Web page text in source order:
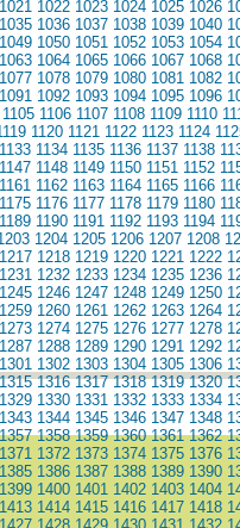
1021 1022 1023 1024 1025 1026
1035 1036 1037 1038 1039 1040
1049 1050 1051 1052 1053 1054
1063 1064 1065 1066 1067 1068
1077 1078 1079 1080 1081 1082
1091 1092 1093 1094 1095 1096
1105 1106 1107 1108 1109 1110
1120 1121 1122 1123 1124
1133 1134 1135 1136 1137 1138
1147 1148 1149 1150 1151 1152
1161 1162 1163 1164 1165 1166
1175 1176 1177 1178 1179 1180
1189 1190 1191 1192 1193 1194
1204 1205 1206 1207 1208
1217 1218 1219 1220 1221 1222
1231 1232 1233 1234 1235 1236
1245 1246 1247 1248 1249 1250
1259 1260 1261 1262 1263 1264
1273 1274 1275 1276 1277 1278
1287 1288 1289 1290 1291 1292
1301 1302 1303 1304 1305 1306
1316 1317 1318 1319 1320
1329 1330 1331 1332 1333 1334
1343 1344 1345 1346 1347 1348
1357 1358 1359 1360 1361 1362
1371 1372 1373 1374 1375 1376
1385 1386 1387 1388 1389 1390
1399 1400 1401 1402 1403 1404
1413 1414 1415 1416 1417 1418